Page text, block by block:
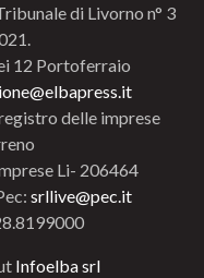
di Livorno n° 3
12 Portoferraio
delle imprese
Li- 206464
srllive@pec.it
Infoelba srl